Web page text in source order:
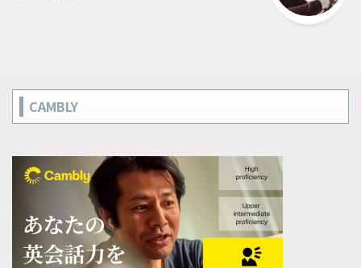
CAMBLY